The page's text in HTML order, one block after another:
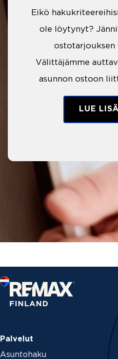
Eikö
ole löytynyt?
ostotarjouksen
Välittäjämme
asunnon ostoon
LUE
Palvelut
Asuntohaku